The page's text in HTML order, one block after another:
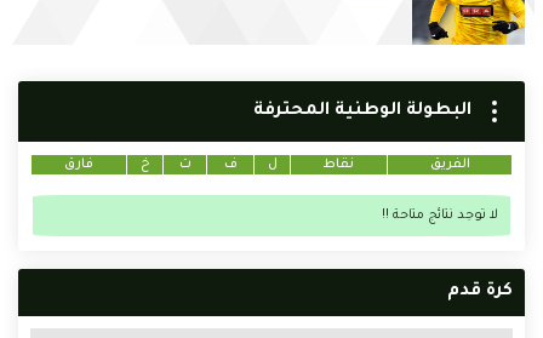
البطولة الوطنية المحترفة
الفريق نقاط ل ف ت خ فارق
لا توجد نتائج متاحة !!
كرة قدم